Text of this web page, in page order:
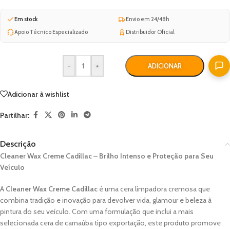
Em stock
Envio em 24/48h
Apoio Técnico Especializado
Distribuidor Oficial
- + ADICIONAR
Adicionar à wishlist
Partilhar:
Descrição
Cleaner Wax Creme Cadillac – Brilho Intenso e Proteção para Seu
Veículo
A Cleaner Wax Creme Cadillac é uma cera limpadora cremosa que
combina tradição e inovação para devolver vida, glamour e beleza à
pintura do seu veículo. Com uma formulação que inclui a mais
selecionada cera de carnaúba tipo exportação, este produto promove